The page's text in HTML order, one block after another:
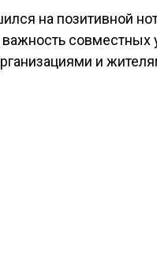
на позитивной
и